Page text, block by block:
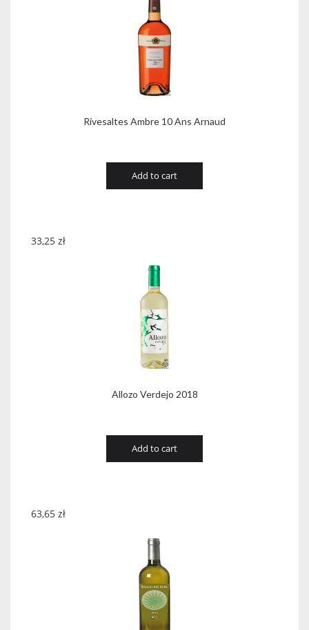
Rivesaltes Ambre 10 Ans Arnaud
Add to cart
Allozo Verdejo 2018
33,25 zł
Add to cart
63,65 zł